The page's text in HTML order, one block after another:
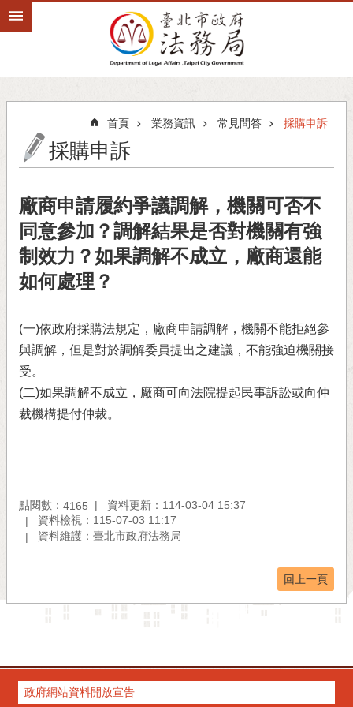
跳到主要內容區塊
首頁 業務資訊 常見問答 採購申訴
採購申訴
廠商申請履約爭議調解，機關可否不
同意參加？調解結果是否對機關有強
制效力？如果調解不成立，廠商還能
如何處理？
(一)依政府採購法規定，廠商申請調解，機關不能拒絕參
與調解，但是對於調解委員提出之建議，不能強迫機關接
受。
(二)如果調解不成立，廠商可向法院提起民事訴訟或向仲
裁機構提付仲裁。
點閱數： 4165
資料更新：114-03-04 15:37
資料檢視：115-07-03 11:17
資料維護：臺北市政府法務局
回上一頁
政府網站資料開放宣告